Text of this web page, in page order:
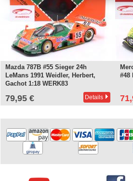
Mazda 787B #55 Sieger 24h
LeMans 1991 Weidler, Herbert,
Gachot 1:18 WERK83
79,95 € Details
#48